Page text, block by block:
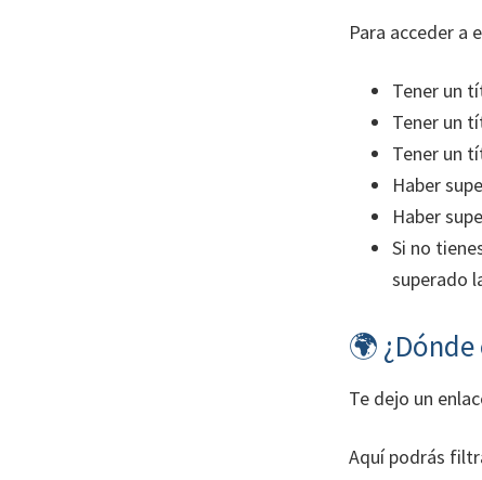
Para acceder a
Tener un
Tener un
Tener un
Haber
Haber
Si no
superado
🌍
Te dejo un
Aquí podrás